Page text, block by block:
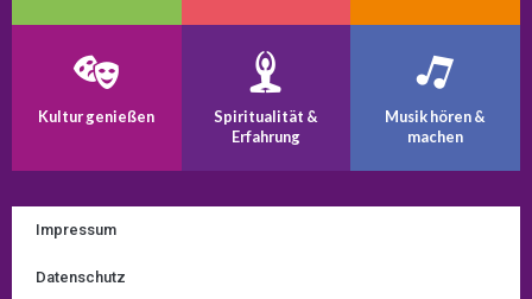
Kultur genießen
Spiritualität &
Erfahrung
Musik hören &
machen
Impressum
Datenschutz